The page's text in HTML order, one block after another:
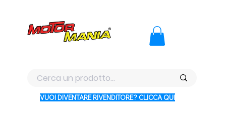
VUOI DIVENTARE RIVENDITORE? CLICCA QUI